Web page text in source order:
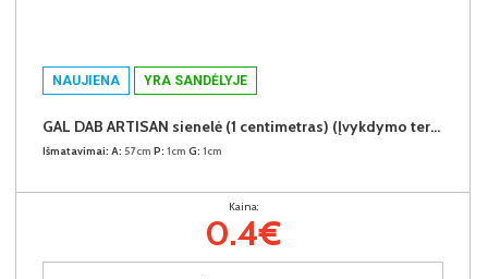
NAUJIENA YRA SANDĖLYJE
GAL DAB ARTISAN sienelė (1 centimetras) (Įvykdymo terminas iki 10d.d.)
Išmatavimai: A: 57cm P: 1cm G: 1cm
Kaina:
0.4€